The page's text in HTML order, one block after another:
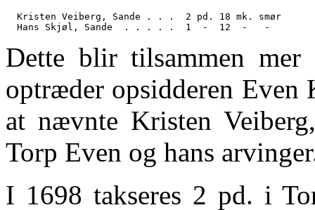
  Kristen Veiberg, Sande . . .  2 pd. 18 mk. smør
Dette blir tilsammen
optræder opsidderen Even
at nævnte Kristen
Torp Even og hans
I 1698 takseres 2 pd. i